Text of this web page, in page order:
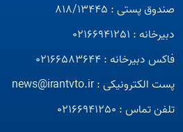
صندوق پستی : 818/13445
دبیرخانه : 02166941251
فاکس دبیرخانه : 02166583644
پست الکترونیکی :news@irantvto.ir
تلفن تماس : 02166941250